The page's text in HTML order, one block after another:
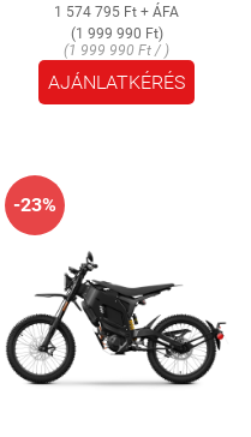
1 574 795 Ft + ÁFA
(1 999 990 Ft)
(1 999 990 Ft / )
AJÁNLATKÉRÉS
-23%